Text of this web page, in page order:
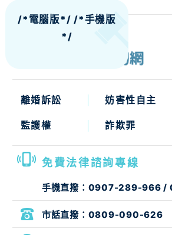
/*電腦版*//*手機版
*/
離婚訴訟 妨害性自主
監護權 詐欺罪
免費法律諮詢專線
手機直撥： 0907-289-966 /
市話直撥： 0809-090-626